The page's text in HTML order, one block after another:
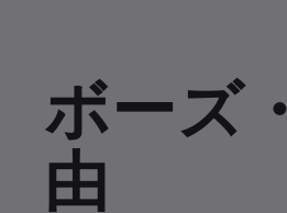
ボーズ
由